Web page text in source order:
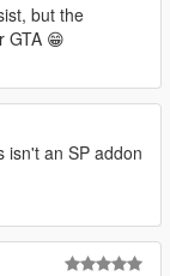
but the
GTA 😁
isn't an SP addon